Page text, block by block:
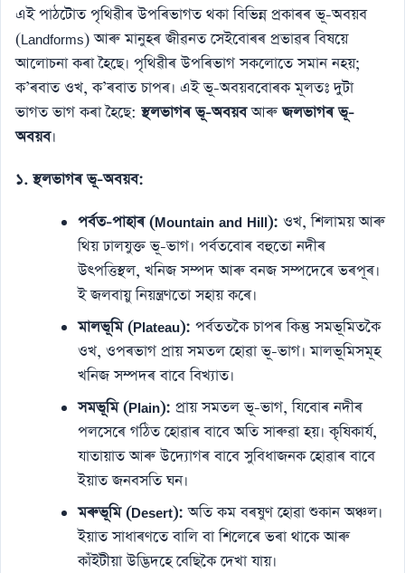
এই পাঠটোত পৃথিৱীৰ উপৰিভাগত থকা বিভিন্ন প্ৰকাৰৰ ভূ-অবয়ব
(Landforms) আৰু মানুহৰ জীৱনত সেইবোৰৰ প্ৰভাৱৰ বিষয়ে
আলোচনা কৰা হৈছে। পৃথিৱীৰ উপৰিভাগ সকলোতে সমান নহয়;
ক’ৰবাত ওখ, ক’ৰবাত চাপৰ। এই ভূ-অবয়ববোৰক মূলতঃ দুটা
ভাগত ভাগ কৰা হৈছে: স্থলভাগৰ ভূ-অবয়বআৰুজলভাগৰ ভূ-
অবয়ব।
১. স্থলভাগৰ ভূ-অবয়ব:
পৰ্বত-পাহাৰ (Mountain and Hill): ওখ, শিলাময় আৰু
থিয় ঢালযুক্ত ভূ-ভাগ। পৰ্বতবোৰ বহুতো নদীৰ
উৎপত্তিস্থল, খনিজ সম্পদ আৰু বনজ সম্পদেৰে ভৰপূৰ।
ই জলবায়ু নিয়ন্ত্ৰণতো সহায় কৰে।
মালভূমি (Plateau): পৰ্বততকৈ চাপৰ কিন্তু সমভূমিতকৈ
ওখ, ওপৰভাগ প্ৰায় সমতল হোৱা ভূ-ভাগ। মালভূমিসমূহ
খনিজ সম্পদৰ বাবে বিখ্যাত।
সমভূমি (Plain): প্ৰায় সমতল ভূ-ভাগ, যিবোৰ নদীৰ
পলসেৰে গঠিত হোৱাৰ বাবে অতি সাৰুৱা হয়। কৃষিকাৰ্য,
যাতায়াত আৰু উদ্যোগৰ বাবে সুবিধাজনক হোৱাৰ বাবে
ইয়াত জনবসতি ঘন।
মৰুভূমি (Desert): অতি কম বৰষুণ হোৱা শুকান অঞ্চল।
ইয়াত সাধাৰণতে বালি বা শিলেৰে ভৰা থাকে আৰু
কাঁইটীয়া উদ্ভিদহে বেছিকৈ দেখা যায়।